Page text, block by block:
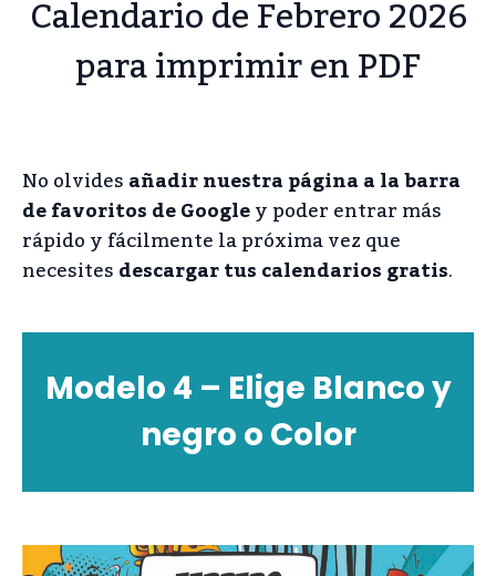
Calendario de Febrero 2026
para imprimir en PDF
No olvidesañadir nuestra página a la barra
de favoritos de Googley poder entrar más
rápido y fácilmente la próxima vez que
necesitesdescargar tus calendarios gratis.
Modelo 4 – Elige Blanco y
negro o Color